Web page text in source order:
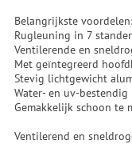
Belangrijkste voordelen:
Rugleuning in 7
Ventilerende en
Met geïntegreerd
Stevig lichtgewicht
Water- en uv-bestendig
Gemakkelijk schoon te
Ventilerend en